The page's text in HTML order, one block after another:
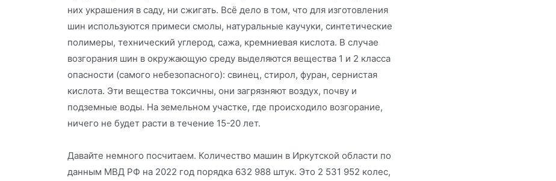
них украшения в саду, ни сжигать. Всё дело в том, что для изготовления
шин используются примеси смолы, натуральные каучуки, синтетические
полимеры, технический углерод, сажа, кремниевая кислота. В случае
возгорания шин в окружающую среду выделяются вещества 1 и 2 класса
опасности (самого небезопасного): свинец, стирол, фуран, сернистая
кислота. Эти вещества токсичны, они загрязняют воздух, почву и
подземные воды. На земельном участке, где происходило возгорание,
ничего не будет расти в течение 15-20 лет.
Давайте немного посчитаем. Количество машин в Иркутской области по
данным МВД РФ на 2022 год порядка 632 988 штук. Это 2 531 952 колес,